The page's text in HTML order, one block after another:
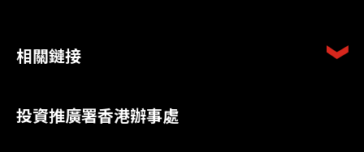
相關鏈接
投資推廣署香港辦事處